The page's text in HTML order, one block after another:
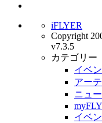
iFLYER
Copyright
v7.3.5
カテゴリー
イベ
アー
ニュ
イベ